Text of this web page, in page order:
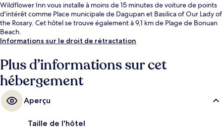
Wildflower Inn vous installe à moins de 15 minutes de voiture de points
d'intérêt comme Place municipale de Dagupan et Basilica of Our Lady of
the Rosary. Cet hôtel se trouve également à 9,1 km de Plage de Bonuan
Beach.
Informations sur le droit de rétractation
Plus d’informations sur cet
hébergement
Aperçu
Taille de l'hôtel